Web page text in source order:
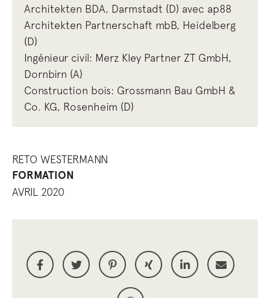
Architekten BDA, Darmstadt (D) avec ap88
Architekten Partnerschaft mbB, Heidelberg
(D)
Ingénieur civil: Merz Kley Partner ZT GmbH,
Dornbirn (A)
Construction bois: Grossmann Bau GmbH &
Co. KG, Rosenheim (D)
RETO WESTERMANN
FORMATION
AVRIL 2020